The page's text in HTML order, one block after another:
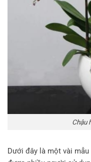
Chậu
Dưới đây là một vài